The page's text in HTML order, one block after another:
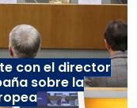
con el director
sobre la